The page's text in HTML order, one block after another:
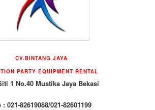
CV.BINTANG JAYA
PARTY EQUIPMENT RENTAL
1 No.40 Mustika Jaya Bekasi
: 021-82619088/021-82601199